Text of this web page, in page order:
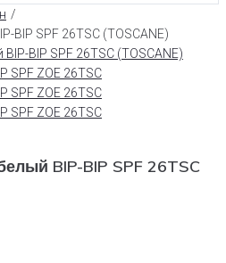
/
BIP SPF 26TSC (TOSCANE)
BIP-BIP SPF 26TSC